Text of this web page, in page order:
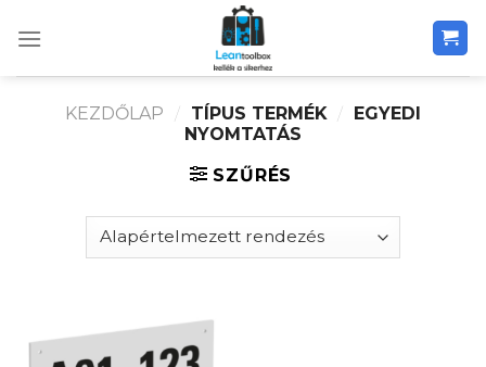
KEZDŐLAP / TÍPUS TERMÉK / EGYEDI
NYOMTATÁS
SZŰRÉS